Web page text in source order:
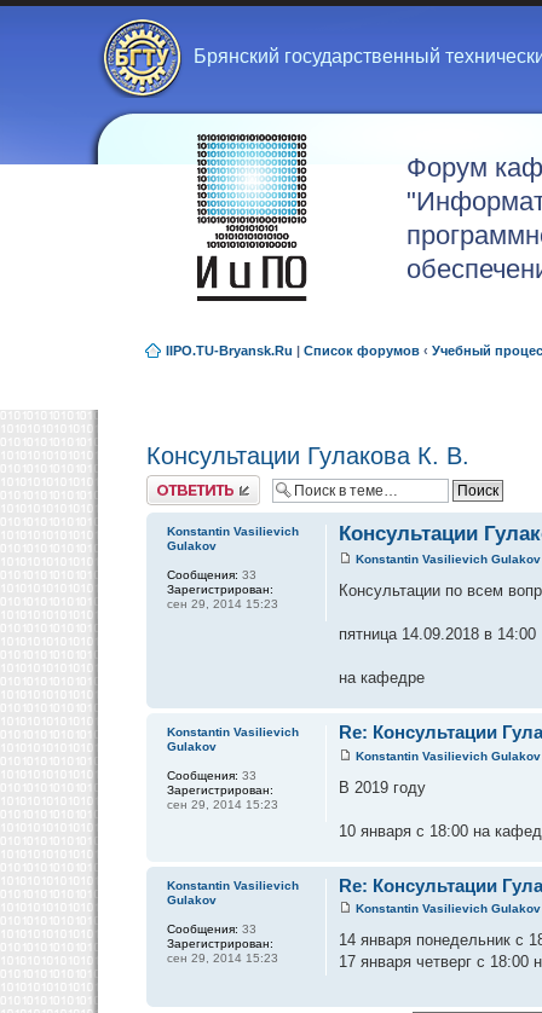
Брянский государственный
Форум
IIPO.TU-Bryansk.Ru | Список форумов ‹ Учебный
Консультации Гулакова К. В.
Ответить
Консультации
Konstantin Vasilievich Gulakov
Консультации по всем
пятница 14.09.2018 в 14:00
на кафедре
Konstantin Vasilievich
Gulakov
Сообщения: 33
Зарегистрирован:
сен 29, 2014 15:23
Re: Консультации
Konstantin Vasilievich Gulakov
В 2019 году
10 января с 18:00 на
Konstantin Vasilievich
Gulakov
Сообщения: 33
Зарегистрирован:
сен 29, 2014 15:23
Re: Консультации
Konstantin Vasilievich Gulakov
14 января понедельник с
17 января четверг с 18:00
Konstantin Vasilievich
Gulakov
Сообщения: 33
Зарегистрирован:
сен 29, 2014 15:23